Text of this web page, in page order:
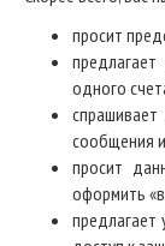
просит
одного
сообщения
просит
оформить
предлагает